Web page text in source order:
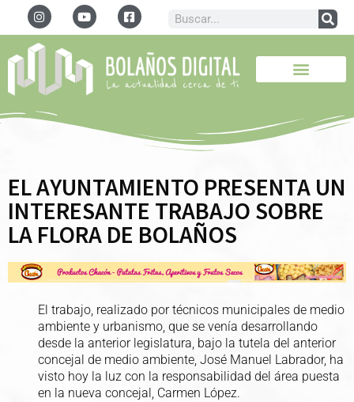
EL AYUNTAMIENTO PRESENTA UN
INTERESANTE TRABAJO SOBRE
LA FLORA DE BOLAÑOS
El trabajo, realizado por técnicos municipales de medio
ambiente y urbanismo, que se venía desarrollando
desde la anterior legislatura, bajo la tutela del anterior
concejal de medio ambiente, José Manuel Labrador, ha
visto hoy la luz con la responsabilidad del área puesta
en la nueva concejal, Carmen López.